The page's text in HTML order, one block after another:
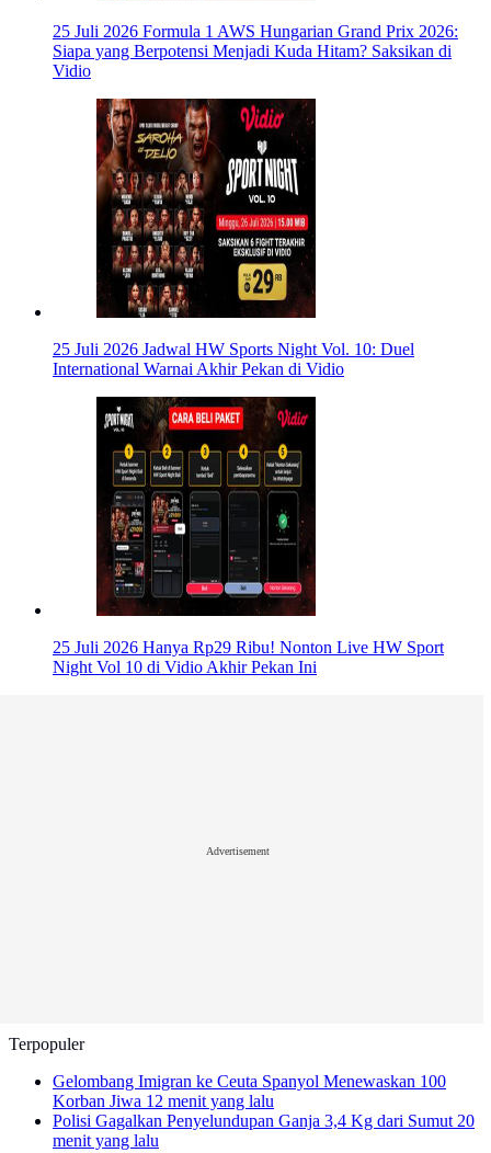
25 Juli 2026 Formula 1 AWS Hungarian Grand Prix 2026:
Siapa yang Berpotensi Menjadi Kuda Hitam? Saksikan di
Vidio
25 Juli 2026 Jadwal HW Sports Night Vol. 10: Duel
International Warnai Akhir Pekan di Vidio
25 Juli 2026 Hanya Rp29 Ribu! Nonton Live HW Sport
Night Vol 10 di Vidio Akhir Pekan Ini
Advertisement
Terpopuler
Gelombang Imigran ke Ceuta Spanyol Menewaskan 100
Korban Jiwa 12 menit yang lalu
Polisi Gagalkan Penyelundupan Ganja 3,4 Kg dari Sumut 20
menit yang lalu